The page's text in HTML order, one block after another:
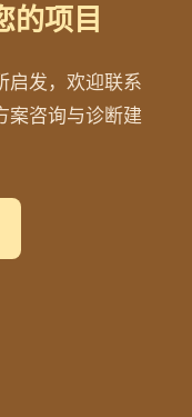
的项目
启发，欢迎联系
案咨询与诊断建